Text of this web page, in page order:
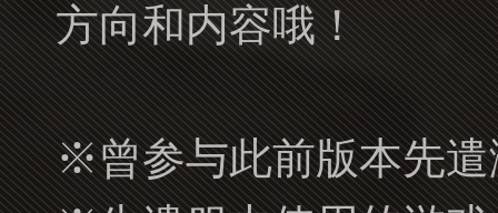
方向和内容哦！
※曾参与此前版本先遣